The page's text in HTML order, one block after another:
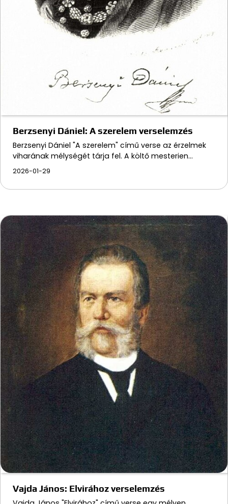
Berzsenyi Dániel: A szerelem verselemzés
Berzsenyi Dániel "A szerelem" című verse az érzelmek
viharának mélységét tárja fel. A költő mesterien…
2026-01-29
Vajda János: Elvirához verselemzés